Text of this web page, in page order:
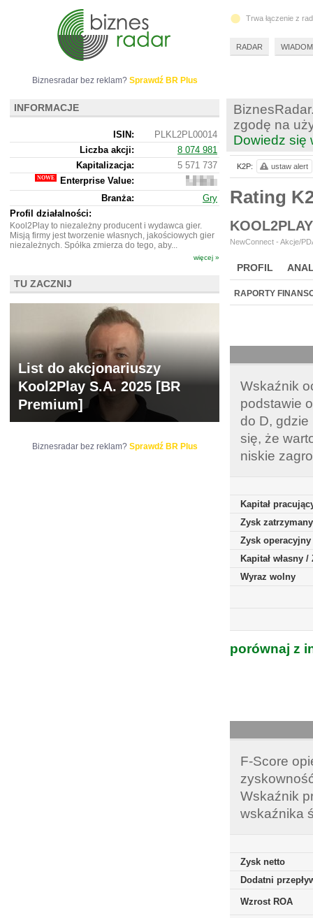
zgodę na
Dowiedz się
Rating
NewConnect - Akcje/
PROFIL
BR LAB
RAPORTY
Wskaźnik
podstawie
do D, gdzie
się, że
niskie
Kapitał
Zysk
Zysk operacyjny
Kapitał własny
Wyraz wolny
porównaj z
F-Score
Wskaźnik
wskaźnika
Zysk netto
Dodatni
Wzrost ROA
K2P: ustaw alert
Biznesradar bez reklam? Sprawdź BR Plus
INFORMACJE
ISIN:
PLKL2PL00014
Liczba akcji:
8 074 981
Kapitalizacja:
5 571 737
Enterprise Value:
5
542
737
Branża:
Gry
Profil działalności:
Kool2Play to niezależny producent i wydawca gier.
Misją firmy jest tworzenie własnych, jakościowych gier
niezależnych. Spółka zmierza do tego, aby...
więcej »
TU ZACZNIJ
List do akcjonariuszy
Kool2Play S.A. 2025 [BR
Premium]
Biznesradar bez reklam? Sprawdź BR Plus
Trwa łączenie z
RADAR